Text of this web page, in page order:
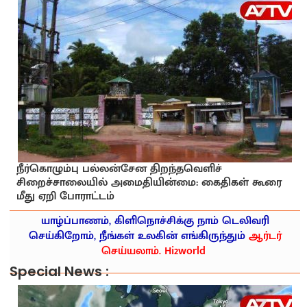
நீர்கொழும்பு பல்லன்சேன திறந்தவெளிச்
சிறைச்சாலையில் அமைதியின்மை: கைதிகள் கூரை
மீது ஏறி போராட்டம்
யாழ்ப்பாணம், கிளிநொச்சிக்கு நாம் டெலிவரி
செய்கிறோம், நீங்கள் உலகின் எங்கிருந்தும்ஆர்டர்
செய்யலாம். Hi2world
Special News :